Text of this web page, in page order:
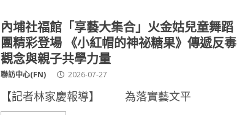
內埔社福館「享藝大集合」火金姑兒童舞蹈
團精彩登場 《小紅帽的神祕糖果》傳遞反毒
觀念與親子共學力量
聯訪中心(FN) 2026-07-27
【記者林家慶報導】 為落實藝文平